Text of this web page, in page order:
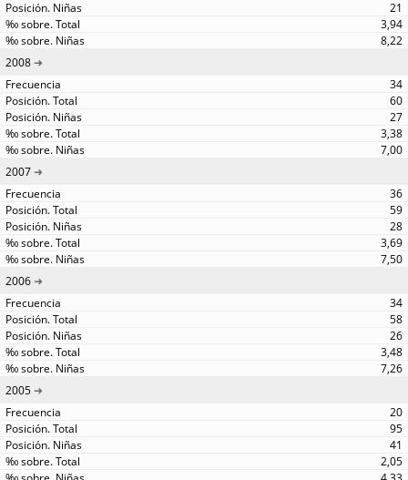
21
3,94
8,22
2008
34
60
27
3,38
7,00
2007
36
59
28
3,69
7,50
2006
34
58
26
3,48
7,26
2005
20
95
41
2,05